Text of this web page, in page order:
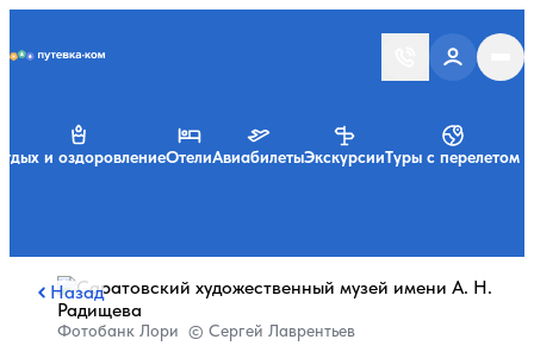
и оздоровлениеОтелиАвиабилетыЭкскурсииТуры с перелетом
Назад
Фотобанк Лори © Сергей Лаврентьев